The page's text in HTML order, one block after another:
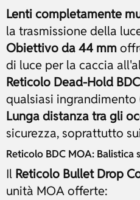
Lenti completamente
la trasmissione della
Obiettivo da 44 mm
di luce per la caccia
Reticolo Dead-Hold BDC
qualsiasi
Lunga distanza tra gli
sicurezza, soprattutto
Reticolo BDC MOA: Balistica
Il Reticolo Bullet Drop
unità MOA offerte: